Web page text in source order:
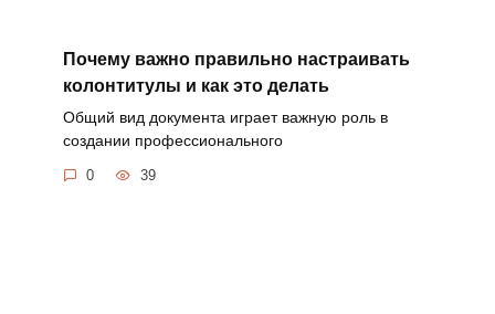
Почему важно правильно настраивать
колонтитулы и как это делать
Общий вид документа играет важную роль в
создании профессионального
0 39